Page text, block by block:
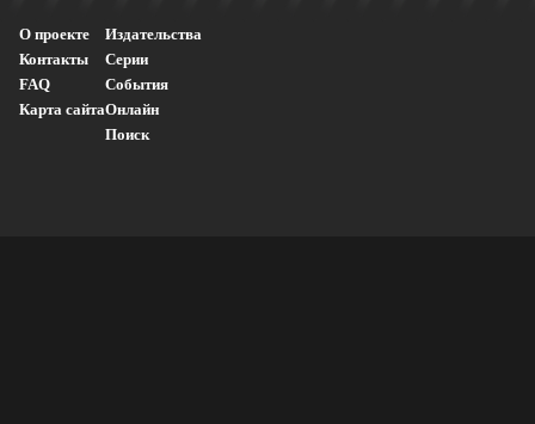
О проекте
Контакты
FAQ
Карта сайта
Издательства
Серии
События
Онлайн
Поиск